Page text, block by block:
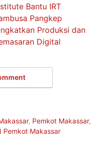
Bantu IRT
Pangkep
Produksi dan
Digital
, Pemkot Makassar,
Pemkot Makassar